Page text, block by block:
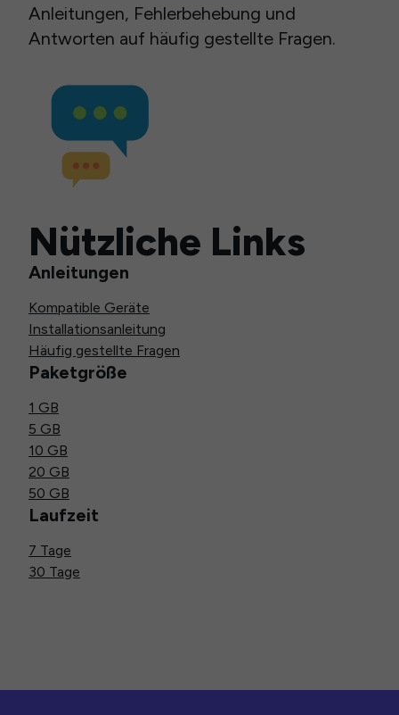
Anleitungen, Fehlerbehebung und
Antworten auf häufig gestellte Fragen.
Nützliche Links
Anleitungen
Kompatible Geräte
Installationsanleitung
Häufig gestellte Fragen
Paketgröße
1 GB
5 GB
10 GB
20 GB
50 GB
Laufzeit
7 Tage
30 Tage